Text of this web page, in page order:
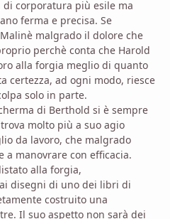
corporatura più esile ma
ferma e precisa. Se
malgrado il dolore che
perchè conta che Harold
alla forgia meglio di quanto
certezza, ad ogni modo, riesce
solo in parte.
di Berthold si è sempre
molto più a suo agio
da lavoro, che malgrado
a manovrare con efficacia.
alla forgia,
disegni di uno dei libri di
costruito una
Il suo aspetto non sarà dei